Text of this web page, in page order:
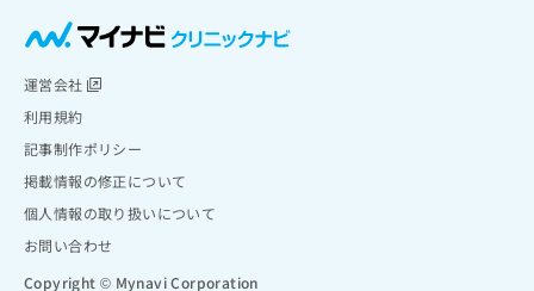
運営会社
利用規約
記事制作ポリシー
掲載情報の修正について
個人情報の取り扱いについて
お問い合わせ
Copyright © Mynavi Corporation